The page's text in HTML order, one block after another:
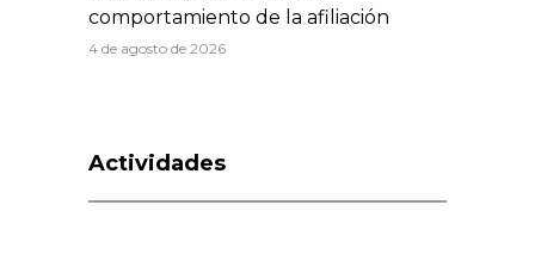
comportamiento de la afiliación
4 de agosto de 2026
Actividades